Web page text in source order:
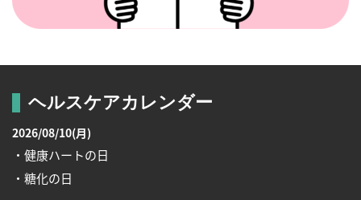
ヘルスケアカレンダー
2026/08/10(月)
・健康ハートの日
・糖化の日